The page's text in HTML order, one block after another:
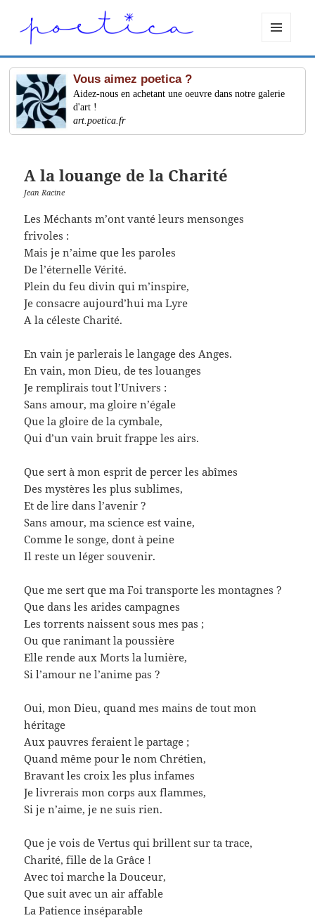
ET
WIDGETS
Vous aimez poetica ?
Aidez-nous en achetant une oeuvre dans notre galerie
d'art !
art.poetica.fr
A la louange de la Charité
Jean Racine
Les Méchants m’ont vanté leurs mensonges
frivoles :
Mais je n’aime que les paroles
De l’éternelle Vérité.
Plein du feu divin qui m’inspire,
Je consacre aujourd’hui ma Lyre
A la céleste Charité.
En vain je parlerais le langage des Anges.
En vain, mon Dieu, de tes louanges
Je remplirais tout l’Univers :
Sans amour, ma gloire n’égale
Que la gloire de la cymbale,
Qui d’un vain bruit frappe les airs.
Que sert à mon esprit de percer les abîmes
Des mystères les plus sublimes,
Et de lire dans l’avenir ?
Sans amour, ma science est vaine,
Comme le songe, dont à peine
Il reste un léger souvenir.
Que me sert que ma Foi transporte les montagnes ?
Que dans les arides campagnes
Les torrents naissent sous mes pas ;
Ou que ranimant la poussière
Elle rende aux Morts la lumière,
Si l’amour ne l’anime pas ?
Oui, mon Dieu, quand mes mains de tout mon
héritage
Aux pauvres feraient le partage ;
Quand même pour le nom Chrétien,
Bravant les croix les plus infames
Je livrerais mon corps aux flammes,
Si je n’aime, je ne suis rien.
Que je vois de Vertus qui brillent sur ta trace,
Charité, fille de la Grâce !
Avec toi marche la Douceur,
Que suit avec un air affable
La Patience inséparable